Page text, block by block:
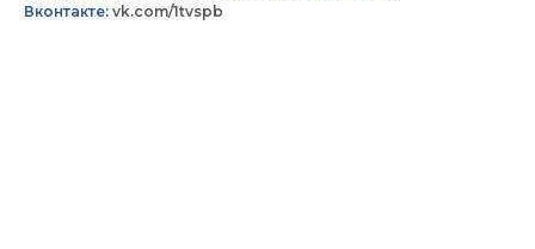
Вконтакте: vk.com/1tvspb